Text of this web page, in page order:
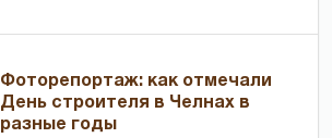
Фоторепортаж: как отмечали
День строителя в Челнах в
разные годы